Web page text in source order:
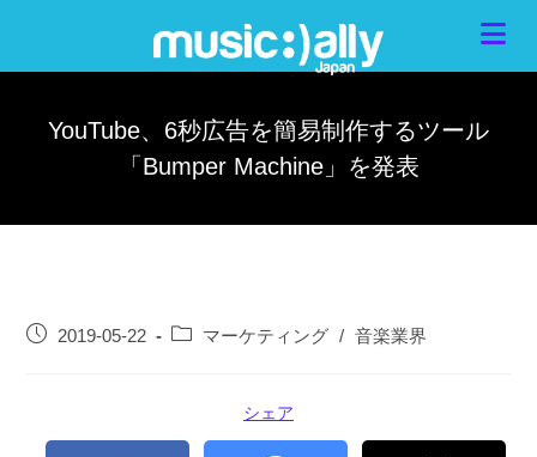
YouTube、6秒広告を簡易制作するツール
「Bumper Machine」を発表
2019-05-22 マーケティング / 音楽業界
シェア